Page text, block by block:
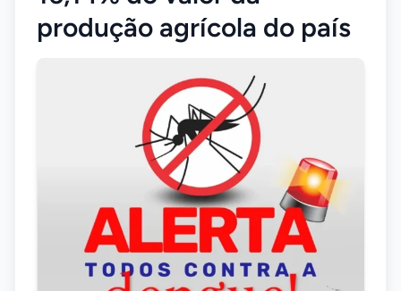
produção agrícola do país